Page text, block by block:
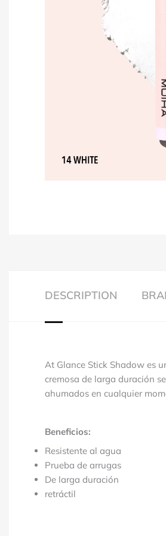
DESCRIPTION
At Glance Stick Shadow es
cremosa de larga duración
ahumados en cualquier
Beneficios:
Resistente al agua
Prueba de arrugas
De larga duración
retráctil